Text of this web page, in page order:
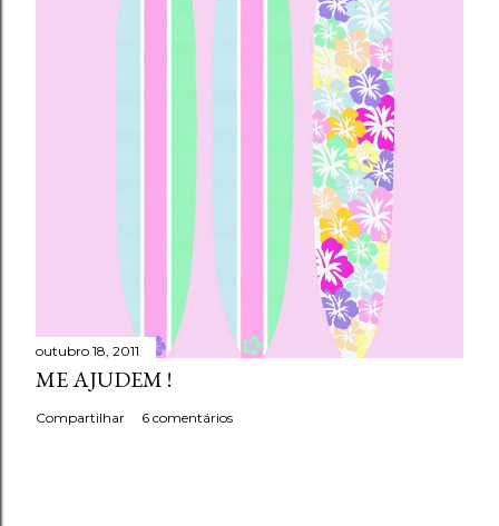
outubro 18, 2011
ME AJUDEM !
Compartilhar 6 comentários